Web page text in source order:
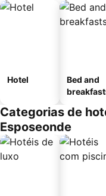
Hotel
Bed and
Categorias de
Esposeonde